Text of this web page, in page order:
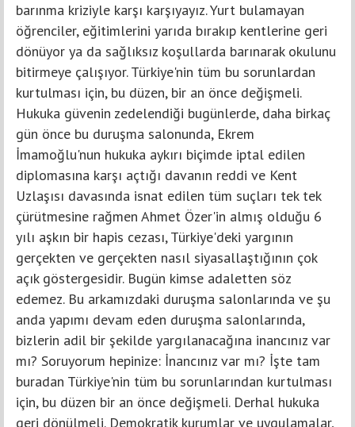
barınma kriziyle karşı karşıyayız. Yurt bulamayan
öğrenciler, eğitimlerini yarıda bırakıp kentlerine geri
dönüyor ya da sağlıksız koşullarda barınarak okulunu
bitirmeye çalışıyor. Türkiye'nin tüm bu sorunlardan
kurtulması için, bu düzen, bir an önce değişmeli.
Hukuka güvenin zedelendiği bugünlerde, daha birkaç
gün önce bu duruşma salonunda, Ekrem
İmamoğlu'nun hukuka aykırı biçimde iptal edilen
diplomasına karşı açtığı davanın reddi ve Kent
Uzlaşısı davasında isnat edilen tüm suçları tek tek
çürütmesine rağmen Ahmet Özer'in almış olduğu 6
yılı aşkın bir hapis cezası, Türkiye'deki yargının
gerçekten ve gerçekten nasıl siyasallaştığının çok
açık göstergesidir. Bugün kimse adaletten söz
edemez. Bu arkamızdaki duruşma salonlarında ve şu
anda yapımı devam eden duruşma salonlarında,
bizlerin adil bir şekilde yargılanacağına inancınız var
mı? Soruyorum hepinize: İnancınız var mı? İşte tam
buradan Türkiye'nin tüm bu sorunlarından kurtulması
için, bu düzen bir an önce değişmeli. Derhal hukuka
geri dönülmeli. Demokratik kurumlar ve uygulamalar,